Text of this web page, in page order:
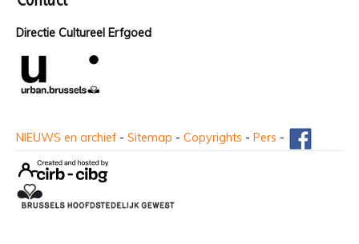
Directie Cultureel Erfgoed
NIEUWS en archief - Sitemap - Copyrights - Pers -